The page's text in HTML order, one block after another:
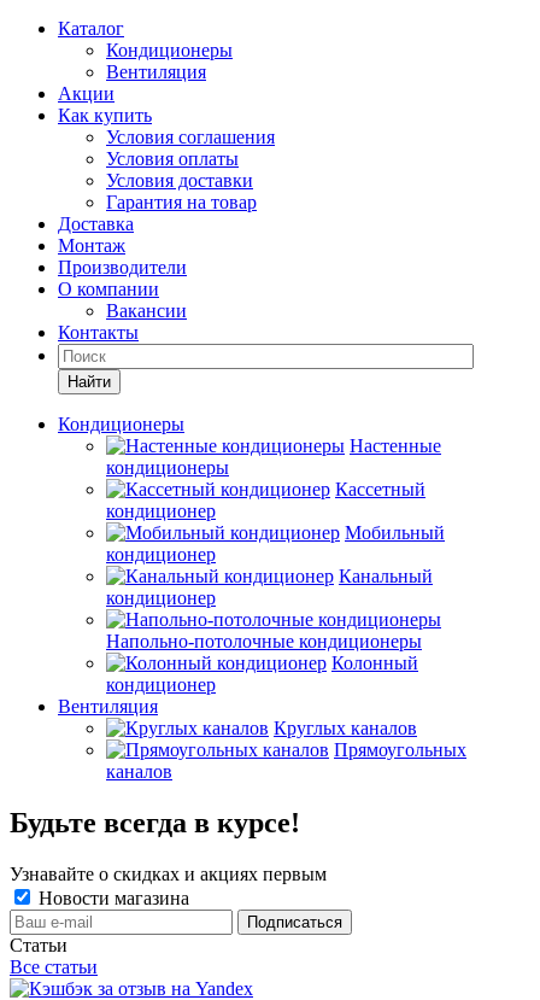
Каталог
Кондиционеры
Вентиляция
Акции
Как купить
Условия соглашения
Условия оплаты
Условия доставки
Гарантия на товар
Доставка
Монтаж
Производители
О компании
Вакансии
Контакты
Кондиционеры
Настенные
кондиционеры
Кассетный
кондиционер
Мобильный
кондиционер
Канальный
кондиционер
Напольно-потолочные кондиционеры
Колонный
кондиционер
Вентиляция
Круглых каналов
Прямоугольных
каналов
Будьте всегда в курсе!
Узнавайте о скидках и акциях первым
Новости магазина
Статьи
Все статьи